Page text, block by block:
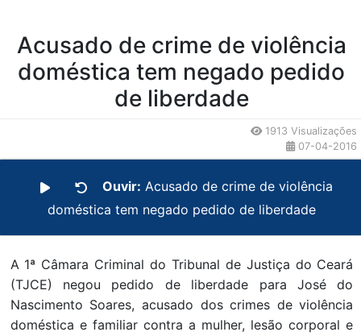
Acusado de crime de violência
doméstica tem negado pedido
de liberdade
1913 Visualizações
07-04-2016
Ouvir: Acusado de crime de violência
doméstica tem negado pedido de liberdade
A 1ª Câmara Criminal do Tribunal de Justiça do Ceará
(TJCE) negou pedido de liberdade para José do
Nascimento Soares, acusado dos crimes de violência
doméstica e familiar contra a mulher, lesão corporal e